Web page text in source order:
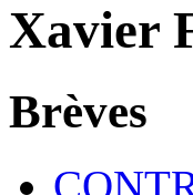
Xavier
Brèves